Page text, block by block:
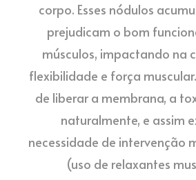
corpo. Esses nódulos
prejudicam o bom
músculos, impactando na
flexibilidade e força
de liberar a membrana, a
naturalmente, e assim
necessidade de intervenção
(uso de relaxantes